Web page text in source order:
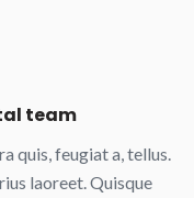
team
quis, feugiat a, tellus.
laoreet. Quisque